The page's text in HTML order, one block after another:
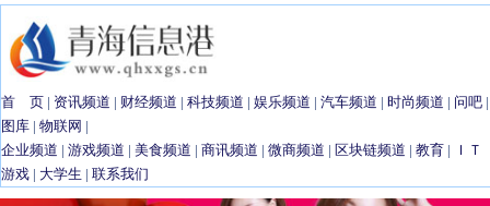
首 页 | 资讯频道 | 财经频道 | 科技频道 | 娱乐频道 | 汽车频道 | 时尚频道 | 问吧 |
图库 | 物联网 |
企业频道 | 游戏频道 | 美食频道 | 商讯频道 | 微商频道 | 区块链频道 | 教育 |
ＩＴ
游戏 | 大学生 | 联系我们